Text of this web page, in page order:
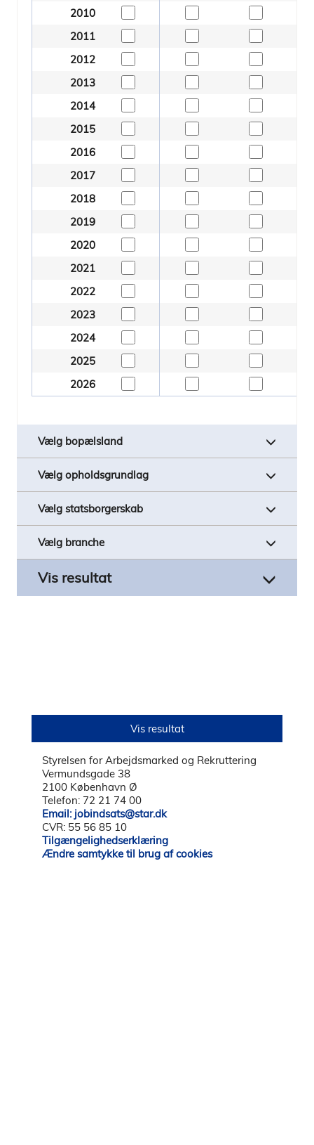
Styrelsen for Arbejdsmarked og Rekruttering
Vermundsgade 38
2100 København Ø
Telefon: 72 21 74 00
Email: jobindsats@star.dk
CVR: 55 56 85 10
Tilgængelighedserklæring
Ændre samtykke til brug af cookies